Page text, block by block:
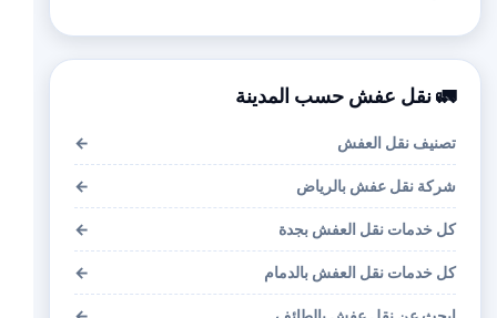
🚛 نقل عفش حسب المدينة
تصنيف نقل العفش ←
شركة نقل عفش بالرياض ←
كل خدمات نقل العفش بجدة ←
كل خدمات نقل العفش بالدمام ←